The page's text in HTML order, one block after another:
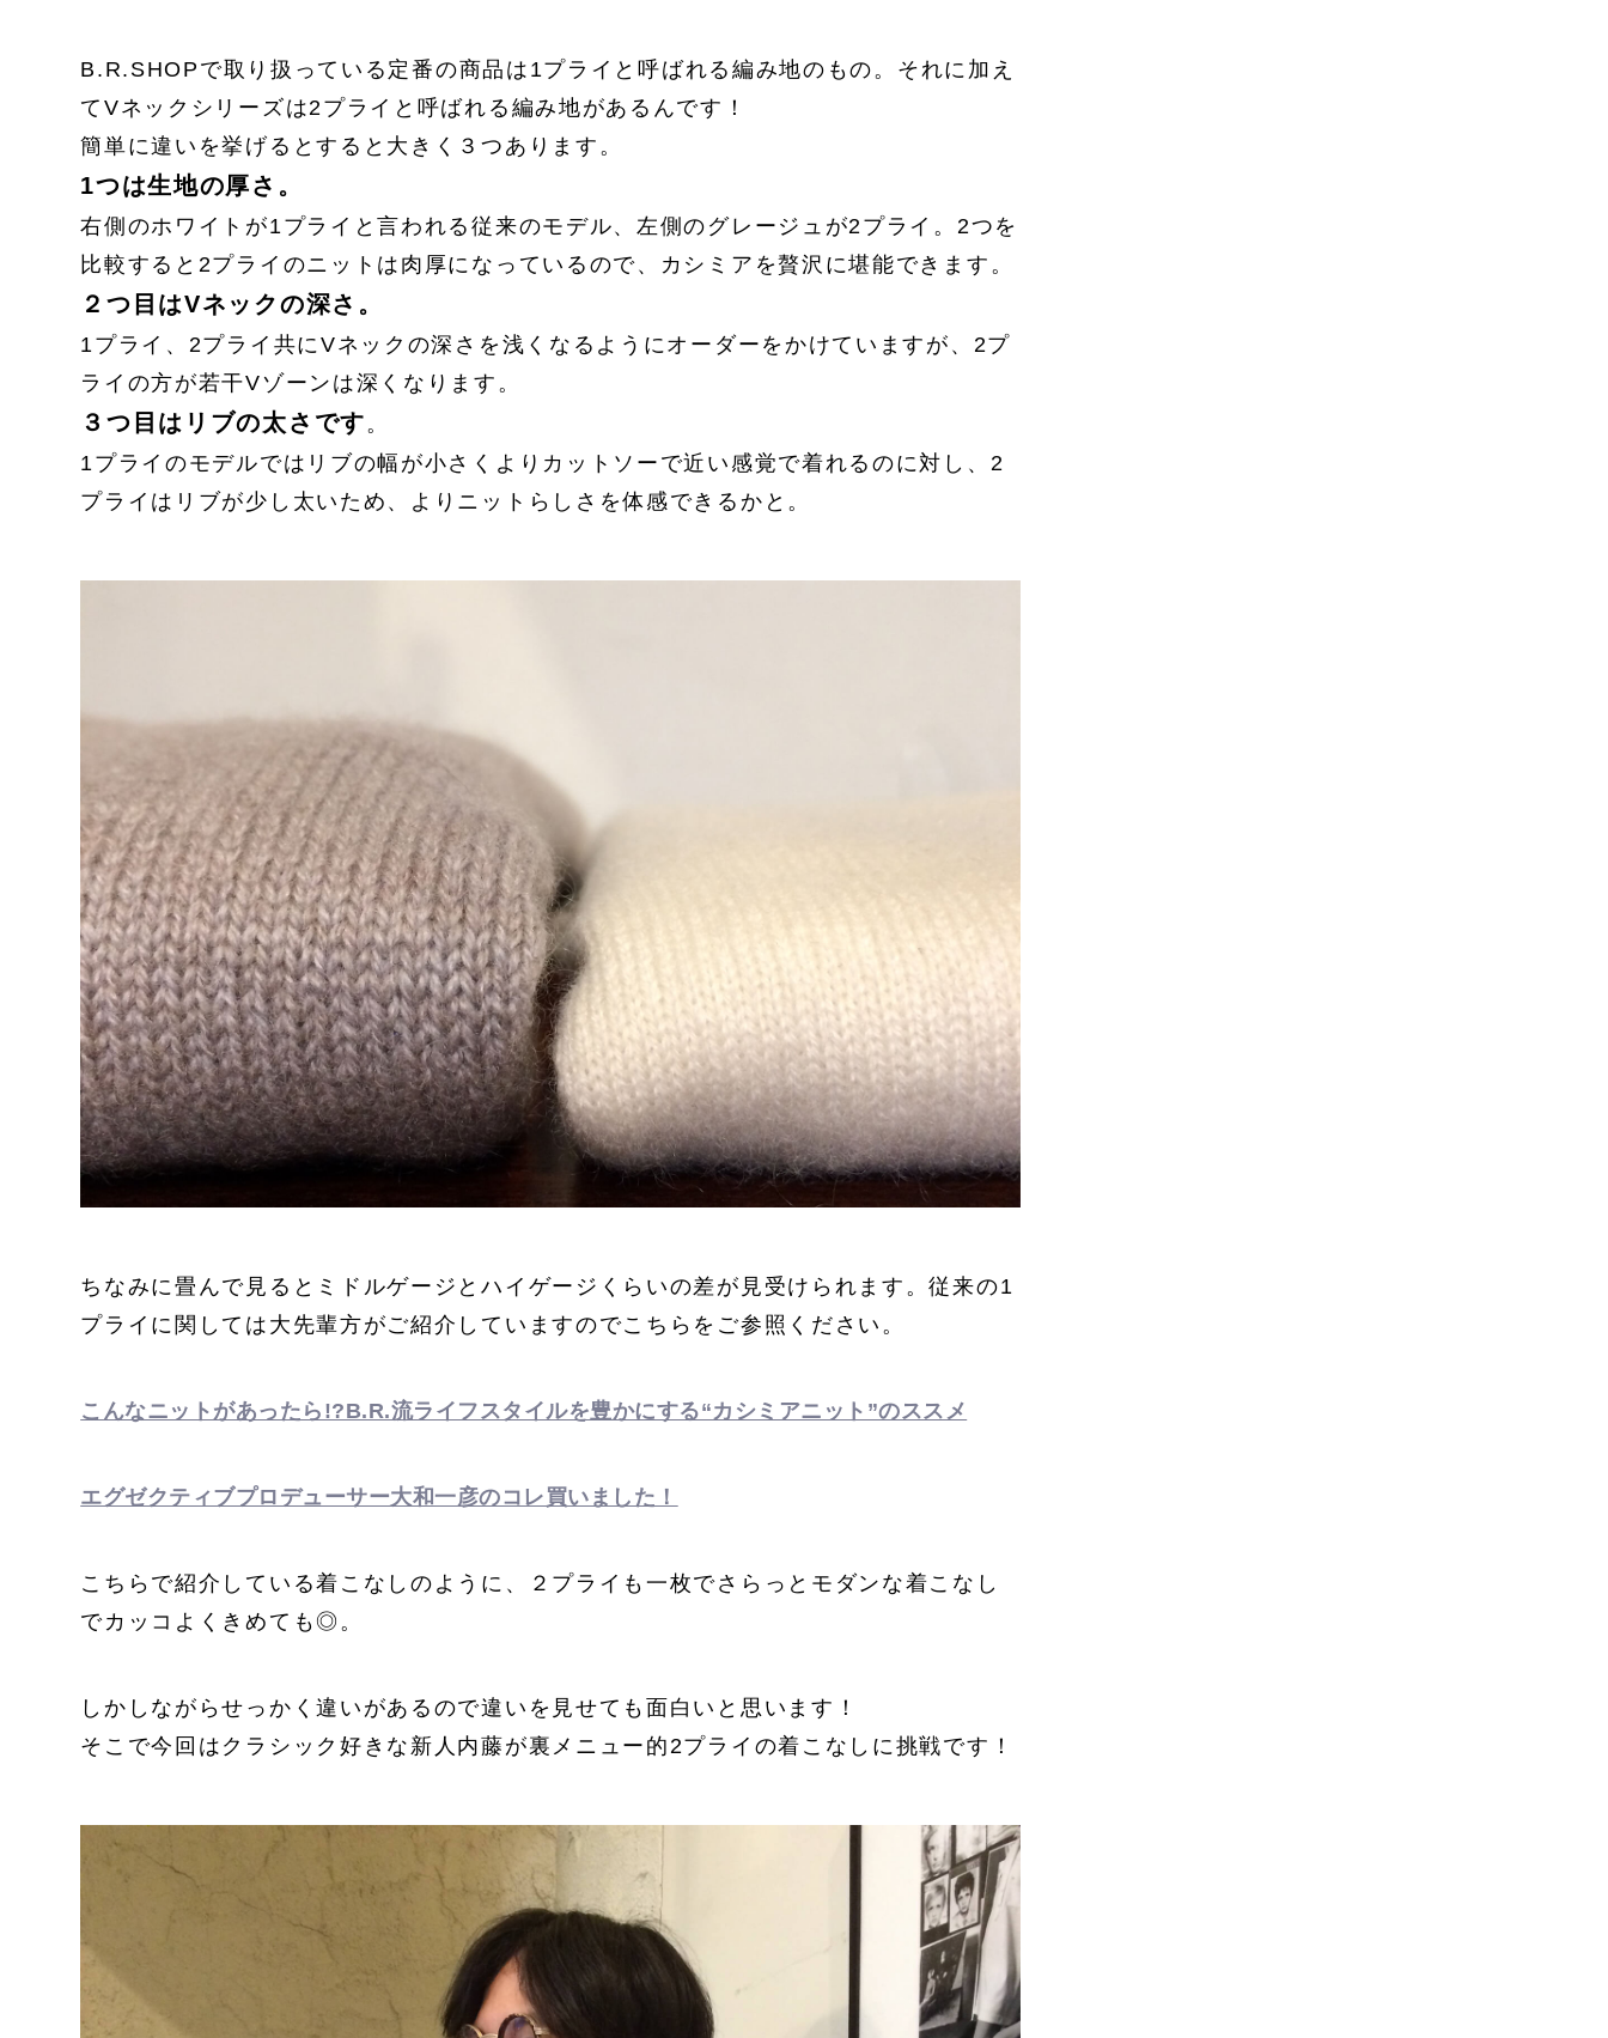
B.R.SHOPで取り扱っている定番の商品は1プライと呼ばれる編み地のもの。それに加え
てVネックシリーズは2プライと呼ばれる編み地があるんです！
簡単に違いを挙げるとすると大きく３つあります。
1つは生地の厚さ。
右側のホワイトが1プライと言われる従来のモデル、左側のグレージュが2プライ。2つを
比較すると2プライのニットは肉厚になっているので、カシミアを贅沢に堪能できます。
２つ目はVネックの深さ。
1プライ、2プライ共にVネックの深さを浅くなるようにオーダーをかけていますが、2プ
ライの方が若干Vゾーンは深くなります。
３つ目はリブの太さです 。
1プライのモデルではリブの幅が小さくよりカットソーで近い感覚で着れるのに対し、2
プライはリブが少し太いため、よりニットらしさを体感できるかと。
ちなみに畳んで見るとミドルゲージとハイゲージくらいの差が見受けられます。従来の1
プライに関しては大先輩方がご紹介していますのでこちらをご参照ください。
こんなニットがあったら!?B.R.流ライフスタイルを豊かにする“カシミアニット”のススメ
エグゼクティブプロデューサー大和一彦のコレ買いました！
こちらで紹介している着こなしのように、２プライも一枚でさらっとモダンな着こなし
でカッコよくきめても◎。
しかしながらせっかく違いがあるので違いを見せても面白いと思います！
そこで今回はクラシック好きな新人内藤が裏メニュー的2プライの着こなしに挑戦です！